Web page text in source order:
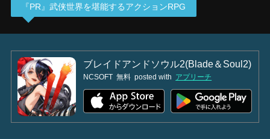
『PR』武侠世界を堪能するアクションRPG
ブレイドアンドソウル2(Blade＆Soul2)
NCSOFT 無料 posted with アプリーチ